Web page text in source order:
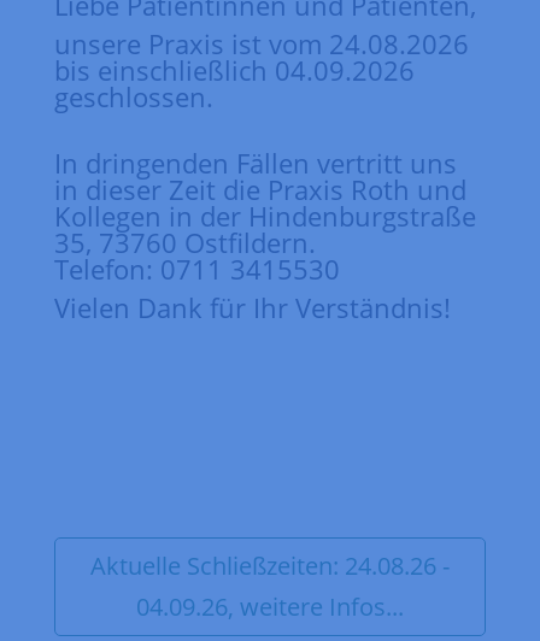
unsere Praxis ist vom 24.08.2026
bis einschließlich 04.09.2026
geschlossen.
In dringenden Fällen vertritt uns
in dieser Zeit die Praxis Roth und
Kollegen in der Hindenburgstraße
35, 73760 Ostfildern.
Telefon: 0711 3415530
Vielen Dank für Ihr Verständnis!
Aktuelle Schließzeiten: 24.08.26 -
04.09.26, weitere Infos...